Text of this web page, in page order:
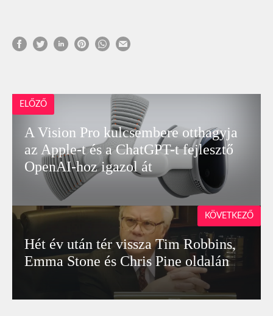
ELŐZŐ
A Vision Pro kulcsembere otthagyja
az Apple-t és a ChatGPT-t fejlesztő
OpenAI-hoz igazol át
Hét év után tér vissza Tim Robbins,
Emma Stone és Chris Pine oldalán
KÖVETKEZŐ